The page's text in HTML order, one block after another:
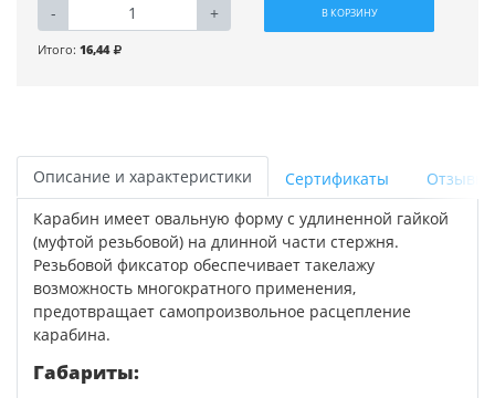
- + В КОРЗИНУ
Итого: 16,44
Описание и характеристики Сертификаты
Отзывы
Карабин имеет овальную форму с удлиненной гайкой
(муфтой резьбовой) на длинной части стержня.
Резьбовой фиксатор обеспечивает такелажу
возможность многократного применения,
предотвращает самопроизвольное расцепление
карабина.
Габариты: